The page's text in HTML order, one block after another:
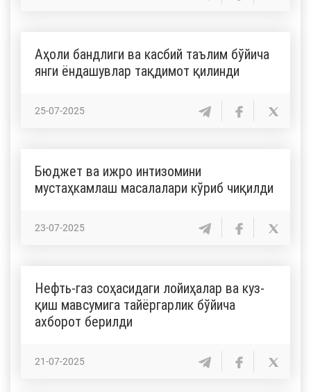
Аҳоли бандлиги ва касбий таълим бўйича
янги ёндашувлар тақдимот қилинди
25-07-2025
Бюджет ва ижро интизомини
мустаҳкамлаш масалалари кўриб чиқилди
23-07-2025
Нефть-газ соҳасидаги лойиҳалар ва куз-
қиш мавсумига тайёргарлик бўйича
ахборот берилди
21-07-2025